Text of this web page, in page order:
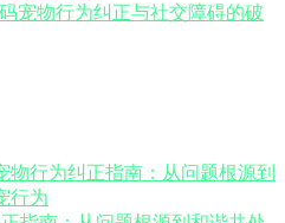
宠物行为纠正与社交障碍的破